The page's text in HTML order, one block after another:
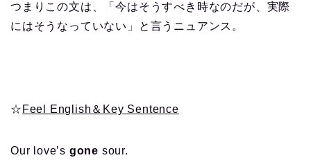
つまりこの文は、「今はそうすべき時なのだが、実際
にはそうなっていない」と言うニュアンス。
☆ Feel English＆Key Sentence
Our love’s gone sour.